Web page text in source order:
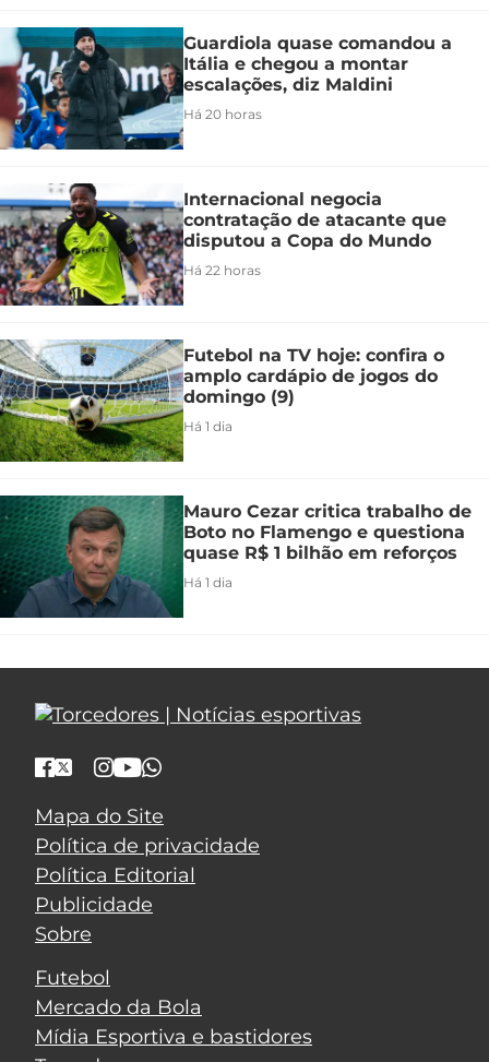
Guardiola quase comandou a
Itália e chegou a montar
escalações, diz Maldini
Há 20 horas
Internacional negocia
contratação de atacante que
disputou a Copa do Mundo
Há 22 horas
Futebol na TV hoje: confira o
amplo cardápio de jogos do
domingo (9)
Há 1 dia
Mauro Cezar critica trabalho de
Boto no Flamengo e questiona
quase R$ 1 bilhão em reforços
Há 1 dia
Mapa do Site
Política de privacidade
Política Editorial
Publicidade
Sobre
Futebol
Mercado da Bola
Mídia Esportiva e bastidores